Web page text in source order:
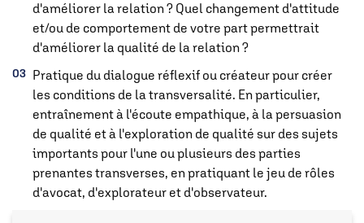
d'améliorer la relation ? Quel changement d'attitude
et/ou de comportement de votre part permettrait
d'améliorer la qualité de la relation ?
Pratique du dialogue réflexif ou créateur pour créer
les conditions de la transversalité. En particulier,
entraînement à l'écoute empathique, à la persuasion
de qualité et à l'exploration de qualité sur des sujets
importants pour l'une ou plusieurs des parties
prenantes transverses, en pratiquant le jeu de rôles
d'avocat, d'explorateur et d'observateur.